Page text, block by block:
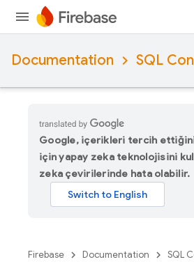
Documentation SQL
Google, içerikleri tercih
için yapay zeka teknolojisini
zeka çevirilerinde hata olabilir.
Firebase Documentation SQL